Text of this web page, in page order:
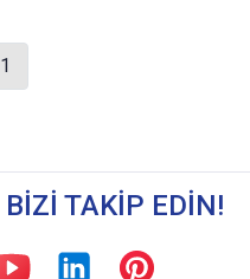
1
BİZİ TAKİP EDİN!